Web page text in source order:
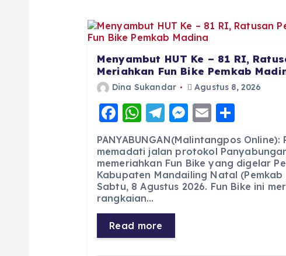
Menyambut HUT Ke – 81 RI,
Meriahkan Fun Bike Pemkab
Dina Sukandar Agustus 8, 2026
F
a
c
e
b
o
o
k
W
h
a
ts
A
p
p
T
el
e
g
r
M
e
ss
e
n
E
ai
l
h
a
re
PANYABUNGAN(Malintangpos
memadati jalan protokol
memeriahkan Fun Bike yang digelar
Kabupaten Mandailing Natal
Sabtu, 8 Agustus 2026. Fun Bike ini
rangkaian…
Read more